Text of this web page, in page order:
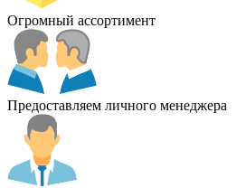
Огромный ассортимент
Предоставляем личного менеджера